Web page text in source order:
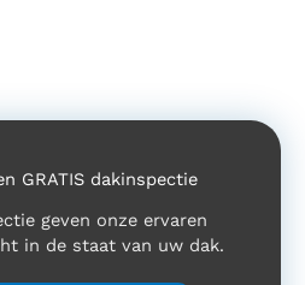
GRATIS dakinspectie
geven onze ervaren
in de staat van uw dak.